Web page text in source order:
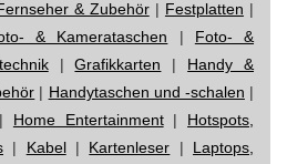
& Zubehör| Festplatten |
& Kamerataschen | Foto- &
|Grafikkarten | Handy &
| Handytaschen und -schalen |
Home Entertainment| Hotspots,
| Kabel| Kartenleser | Laptops,